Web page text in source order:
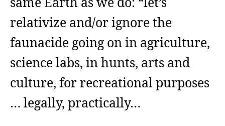
relativize and/or ignore the
faunacide going on in agriculture,
science labs, in hunts, arts and
culture, for recreational purposes
… legally, practically…